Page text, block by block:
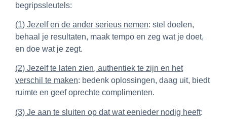
begripssleutels:
(1) Jezelf en de ander serieus nemen: stel doelen,
behaal je resultaten, maak tempo en zeg wat je doet,
en doe wat je zegt.
(2) Jezelf te laten zien, authentiek te zijn en het
verschil te maken: bedenk oplossingen, daag uit, biedt
ruimte en geef oprechte complimenten.
(3) Je aan te sluiten op dat wat eenieder nodig heeft: